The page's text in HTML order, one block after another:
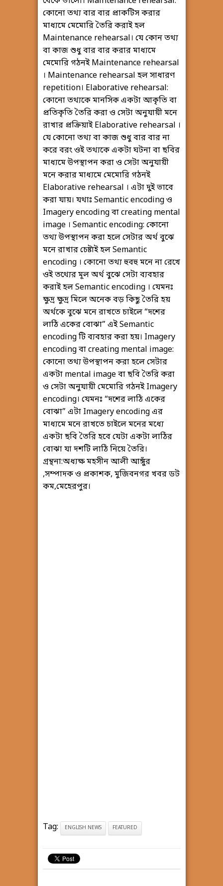
কোনো তথ্য বার বার প্রাকটিস করার
মাধ্যমে মেমোরি তৈরি করাই হল
Maintenance rehearsal। যে কোন তথ্য
বা কাজ শুধু বার বার করার মাধ্যমে
মেমোরি গঠনই Maintenance rehearsal
। Maintenance rehearsal হল সাধারণ
repetition। Elaborative rehearsal:
কোনো তথ্যকে মানসিক একটা আকৃতি বা
প্রতিকৃতি তৈরি করা ও সেটা অনুযায়ী মনে
রাখার প্রক্রিয়াই Elaborative rehearsal ।
যে কোনো তথ্য বা কাজ শুধু বার বার না
করে বরং ওই তথ্যকে একটা ঘটনা বা ছবির
মাধ্যমে উপস্থাপন করা ও সেটা অনুযায়ী
মনে করার মাধ্যমে মেমোরি গঠনই
Elaborative rehearsal । এটা দুই ভাবে
করা যায়। যথাঃ Semantic encoding ও
Imagery encoding বা creating mental
image । Semantic encoding: কোনো
তথ্য উপস্থাপন করা হলে সেটার অর্থ বুঝে
মনে রাখার চেষ্টাই হল Semantic
encoding । কোনো তথ্য হুবহু মনে না রেখে
ওই তথ্যের মূল অর্থ বুঝে সেটা ব্যবহার
করাই হল Semantic encoding । যেমনঃ
ক্ষুদ্র ক্ষুদ্র মিলে অনেক বড় কিছু তৈরি হয়
অর্থকে বুঝে মনে রাখতে চাইলে “দশের
লাঠি একের বোঝা” এই Semantic
encoding টি ব্যবহার করা হয়। Imagery
encoding বা creating mental image:
কোনো তথ্য উপস্থাপন করা হলে সেটার
একটা mental image বা ছবি তৈরি করা
ও সেটা অনুযায়ী মেমোরি গঠনই Imagery
encoding। যেমনঃ “দশের লাঠি একের
বোঝা” এটা Imagery encoding এর
মাধ্যমে মনে রাখতে চাইলে মনের মধ্যে
একটা ছবি তৈরি হবে যেটা একটা লাঠির
বোঝা যা দশটি লাঠি নিয়ে তৈরি।
গ্রন্থনা:অধ্যক্ষ মহসীন আলী আঙ্গুঁর
,সম্পাদক ও প্রকাশক, মুজিবনগর খবর ডট
কম,মেহেরপুর।
Tag: ENGLISH NEWS FEATURED